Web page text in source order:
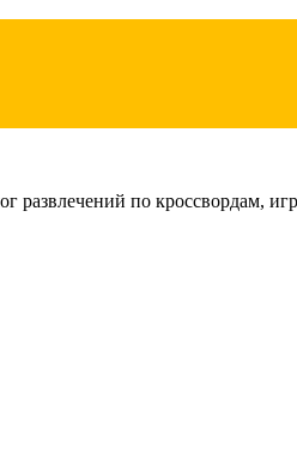
по кроссвордам,